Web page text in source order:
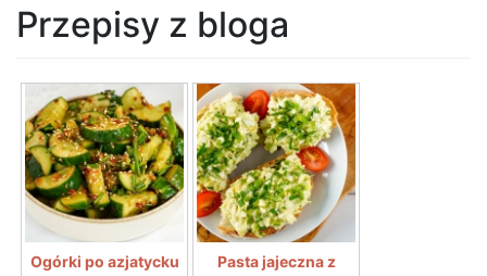
Przepisy z bloga
Ogórki po azjatycku
Pasta jajeczna z